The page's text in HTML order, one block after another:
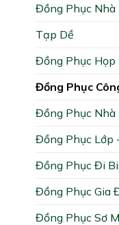
Đồng Phục Nhà
Tạp Dề
Đồng Phục Họp
Đồng Phục
Đồng Phục Nhà
Đồng Phục Lớp
Đồng Phục Đi
Đồng Phục Gia
Đồng Phục Sơ